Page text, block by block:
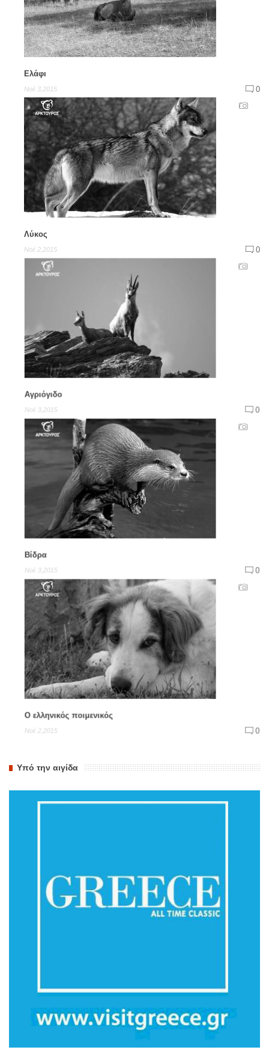
Ελάφι
Νοέ 3,2015 0
Λύκος
Νοέ 2,2015 0
Αγριόγιδο
Νοέ 3,2015 0
Βίδρα
Νοέ 3,2015 0
Ο ελληνικός ποιμενικός
Νοέ 2,2015 0
Υπό την αιγίδα